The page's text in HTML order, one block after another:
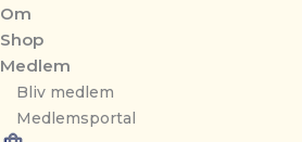
Om
Shop
Medlem
Bliv medlem
Medlemsportal